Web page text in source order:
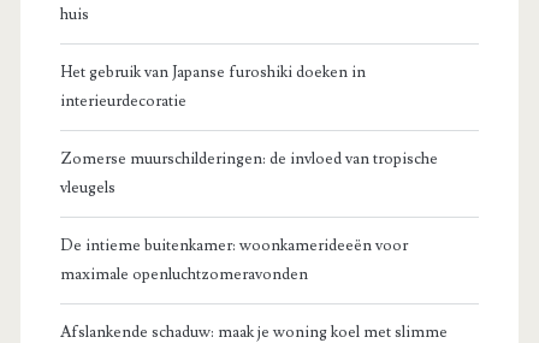
huis
Het gebruik van Japanse furoshiki doeken in
interieurdecoratie
Zomerse muurschilderingen: de invloed van tropische
vleugels
De intieme buitenkamer: woonkamerideeën voor
maximale openluchtzomeravonden
Afslankende schaduw: maak je woning koel met slimme